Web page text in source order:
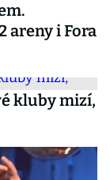
areny i Fora
kluby mizí,